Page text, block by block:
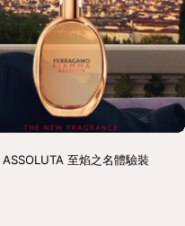
至焰之名體驗裝